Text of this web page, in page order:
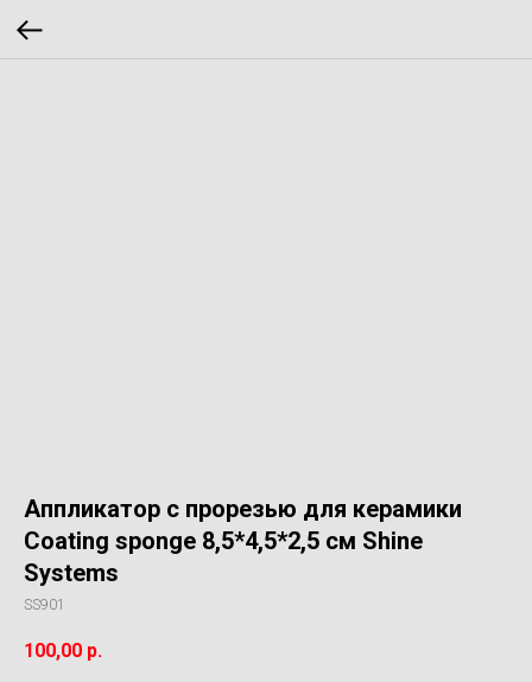
Аппликатор с прорезью для керамики
Coating sponge 8,5*4,5*2,5 см Shine
Systems
SS901
100,00 р.